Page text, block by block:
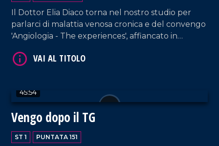
Il Dottor Elia Diaco torna nel nostro studio per
parlarci di malattia venosa cronica e del convengo
'Angiologia - The experiences', affiancato in
Presidente onorario della International Union of
noto sui social per il suo "E Walaaaa".
45:54
Vengo dopo il TG
ST 1 PUNTATA 151